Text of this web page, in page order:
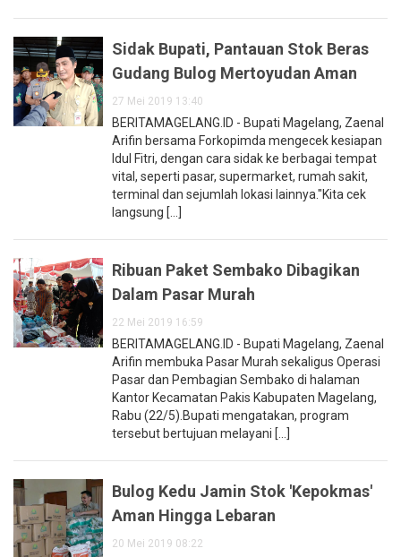
Sidak Bupati, Pantauan Stok Beras
Gudang Bulog Mertoyudan Aman
27 Mei 2019 13:40
BERITAMAGELANG.ID - Bupati Magelang, Zaenal
Arifin bersama Forkopimda mengecek kesiapan
Idul Fitri, dengan cara sidak ke berbagai tempat
vital, seperti pasar, supermarket, rumah sakit,
terminal dan sejumlah lokasi lainnya."Kita cek
langsung [...]
Ribuan Paket Sembako Dibagikan
Dalam Pasar Murah
22 Mei 2019 16:59
BERITAMAGELANG.ID - Bupati Magelang, Zaenal
Arifin membuka Pasar Murah sekaligus Operasi
Pasar dan Pembagian Sembako di halaman
Kantor Kecamatan Pakis Kabupaten Magelang,
Rabu (22/5).Bupati mengatakan, program
tersebut bertujuan melayani [...]
Bulog Kedu Jamin Stok 'Kepokmas'
Aman Hingga Lebaran
20 Mei 2019 08:22